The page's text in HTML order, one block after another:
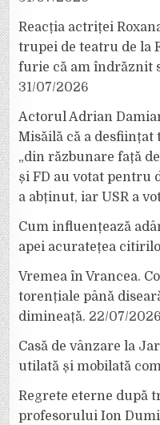
Reacția actriței
trupei de teatru de la
furie că am îndrăznit
31/07/2026
Actorul Adrian
Misăilă că a
„din răzbunare față
și FD au votat pentru
a abținut, iar USR a
Cum influențează
apei acuratețea
Vremea în Vrancea.
torențiale până
dimineață. 22/07/2026
Casă de vânzare la
utilată și mobilată
Regrete eterne după
profesorului Ion